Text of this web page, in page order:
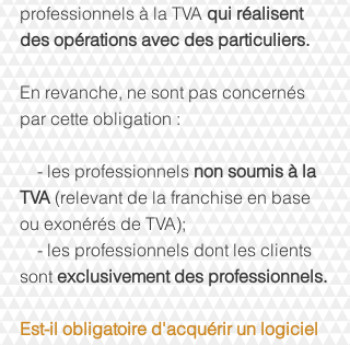
professionnels à la TVA qui réalisent
des opérations avec des particuliers.
En revanche, ne sont pas concernés
par cette obligation :
    - les professionnels
non soumis à la
TVA (relevant de la franchise en base
ou exonérés de TVA);
sont exclusivement des professionnels.
Est-il obligatoire d'acquérir un logiciel